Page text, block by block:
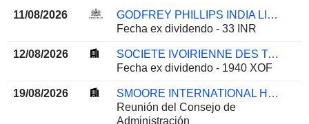
11/08/2026
GODFREY PHILLIPS INDIA LIMITED
Fecha ex dividendo - 33 INR
12/08/2026
SOCIETE IVOIRIENNE DES TABACS S A
Fecha ex dividendo - 1940 XOF
19/08/2026
SMOORE INTERNATIONAL HOLDINGS LIMITED
Reunión del Consejo de
Administración